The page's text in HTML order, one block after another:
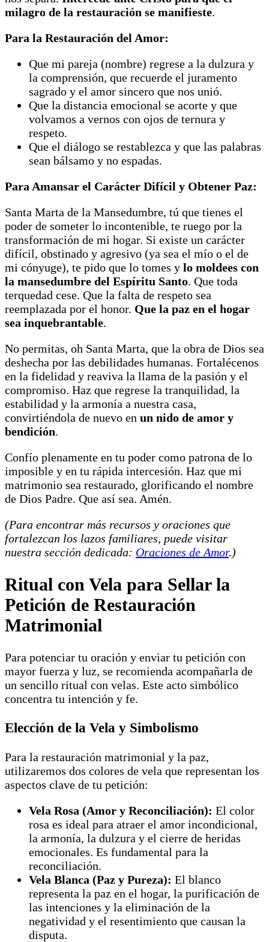
milagro de la restauración se manifieste.
Para la Restauración del Amor:
Que mi pareja (nombre) regrese a la dulzura y
la comprensión, que recuerde el juramento
sagrado y el amor sincero que nos unió.
Que la distancia emocional se acorte y que
volvamos a vernos con ojos de ternura y
respeto.
Que el diálogo se restablezca y que las palabras
sean bálsamo y no espadas.
Para Amansar el Carácter Difícil y Obtener Paz:
Santa Marta de la Mansedumbre, tú que tienes el
poder de someter lo incontenible, te ruego por la
transformación de mi hogar. Si existe un carácter
difícil, obstinado y agresivo (ya sea el mío o el de
mi cónyuge), te pido que lo tomes y lo moldees con
la mansedumbre del Espíritu Santo. Que toda
terquedad cese. Que la falta de respeto sea
reemplazada por el honor. Que la paz en el hogar
sea inquebrantable.
No permitas, oh Santa Marta, que la obra de Dios sea
deshecha por las debilidades humanas. Fortalécenos
en la fidelidad y reaviva la llama de la pasión y el
compromiso. Haz que regrese la tranquilidad, la
estabilidad y la armonía a nuestra casa,
convirtiéndola de nuevo en un nido de amor y
bendición.
Confío plenamente en tu poder como patrona de lo
imposible y en tu rápida intercesión. Haz que mi
matrimonio sea restaurado, glorificando el nombre
de Dios Padre. Que así sea. Amén.
(Para encontrar más recursos y oraciones que
fortalezcan los lazos familiares, puede visitar
nuestra sección dedicada: Oraciones de Amor.)
Ritual con Vela para Sellar la
Petición de Restauración
Matrimonial
Para potenciar tu oración y enviar tu petición con
mayor fuerza y luz, se recomienda acompañarla de
un sencillo ritual con velas. Este acto simbólico
concentra tu intención y fe.
Elección de la Vela y Simbolismo
Para la restauración matrimonial y la paz,
utilizaremos dos colores de vela que representan los
aspectos clave de tu petición:
Vela Rosa (Amor y Reconciliación): El color
rosa es ideal para atraer el amor incondicional,
la armonía, la dulzura y el cierre de heridas
emocionales. Es fundamental para la
reconciliación.
Vela Blanca (Paz y Pureza): El blanco
representa la paz en el hogar, la purificación de
las intenciones y la eliminación de la
negatividad y el resentimiento que causan la
disputa.